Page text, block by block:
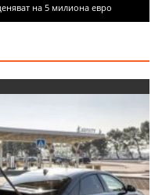
на 5 милиона евро